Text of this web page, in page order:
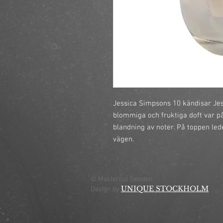
Jessica Simpsons 10 kändisar
blommiga och fruktiga doft var
blandning av noter. På toppen
vägen.
© Mastercut Sweden
Design by UNIQUE STOCKHOLM